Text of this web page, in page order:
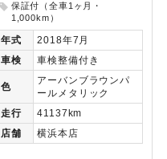
保証付（全車1ヶ月・
1,000km）
年式
2018年7月
車検
車検整備付き
色
アーバンブラウンパ
ールメタリック
走行
41137km
店舗
横浜本店